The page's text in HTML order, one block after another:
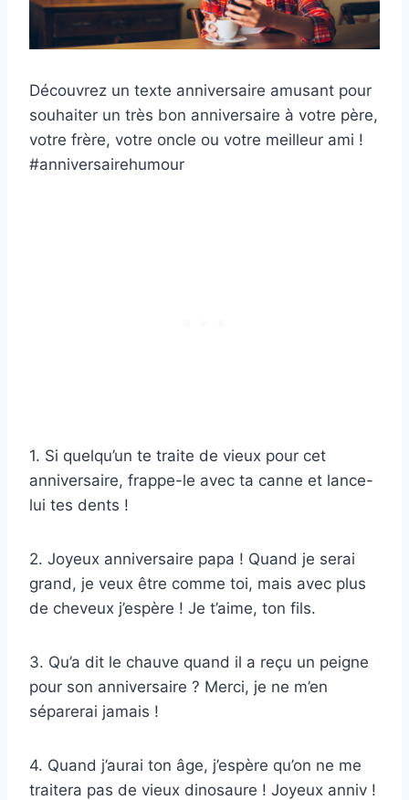
Découvrez un texte anniversaire amusant pour
souhaiter un très bon anniversaire à votre père,
votre frère, votre oncle ou votre meilleur ami !
#anniversairehumour
1. Si quelqu’un te traite de vieux pour cet
anniversaire, frappe-le avec ta canne et lance-
lui tes dents !
2. Joyeux anniversaire papa ! Quand je serai
grand, je veux être comme toi, mais avec plus
de cheveux j’espère ! Je t’aime, ton fils.
3. Qu’a dit le chauve quand il a reçu un peigne
pour son anniversaire ? Merci, je ne m’en
séparerai jamais !
4. Quand j’aurai ton âge, j’espère qu’on ne me
traitera pas de vieux dinosaure ! Joyeux anniv !